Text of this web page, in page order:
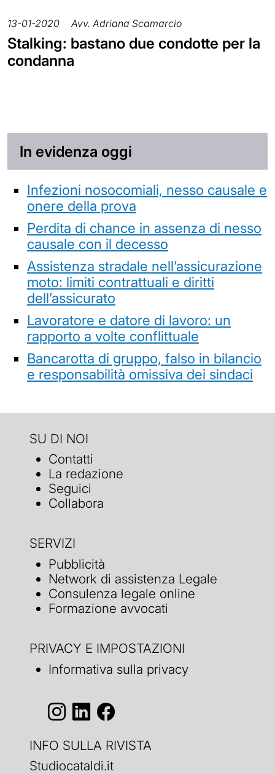
13-01-2020 Avv. Adriana Scamarcio
Stalking: bastano due condotte per la
condanna
In evidenza oggi
Infezioni nosocomiali, nesso causale e
onere della prova
Perdita di chance in assenza di nesso
causale con il decesso
Assistenza stradale nell’assicurazione
moto: limiti contrattuali e diritti
dell’assicurato
Lavoratore e datore di lavoro: un
rapporto a volte conflittuale
Bancarotta di gruppo, falso in bilancio
e responsabilità omissiva dei sindaci
SU DI NOI
Contatti
La redazione
Seguici
Collabora
SERVIZI
Pubblicità
Network di assistenza Legale
Consulenza legale online
Formazione avvocati
PRIVACY E IMPOSTAZIONI
Informativa sulla privacy
INFO SULLA RIVISTA
Studiocataldi.it